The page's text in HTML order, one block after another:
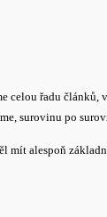
řadu článků,
surovinu po
mít alespoň